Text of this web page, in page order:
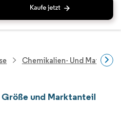
Chemikalien- Und
und Marktanteil